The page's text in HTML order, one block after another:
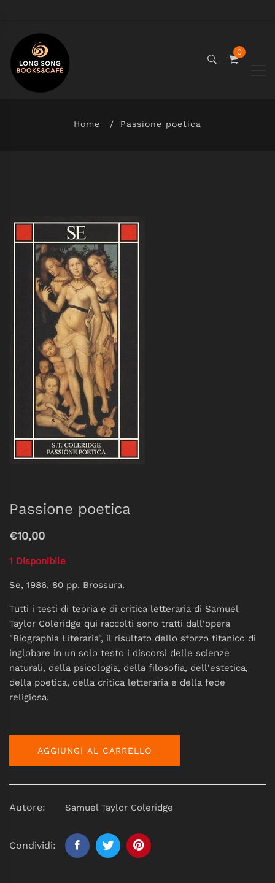
0
Home Passione poetica
Passione poetica
€10,00
1 Disponibile
Se, 1986. 80 pp. Brossura.
Tutti i testi di teoria e di critica letteraria di Samuel
Taylor Coleridge qui raccolti sono tratti dall'opera
"Biographia Literaria", il risultato dello sforzo titanico di
inglobare in un solo testo i discorsi delle scienze
naturali, della psicologia, della filosofia, dell'estetica,
della poetica, della critica letteraria e della fede
religiosa.
AGGIUNGI AL CARRELLO
Autore: Samuel Taylor Coleridge
Condividi: